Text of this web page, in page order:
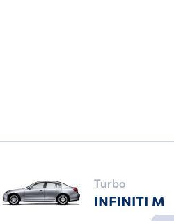
Turbo
INFINITI M